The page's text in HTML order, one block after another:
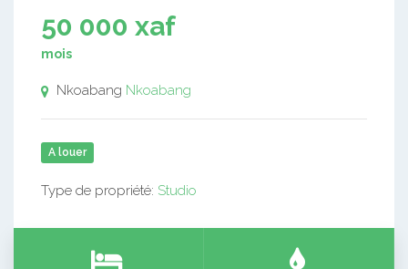
50 000 xaf
mois
Nkoabang Nkoabang
A louer
Type de propriété: Studio